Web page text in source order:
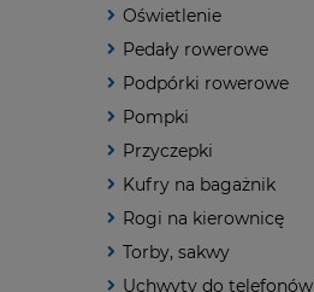
Oświetlenie
Pedały rowerowe
Podpórki rowerowe
Pompki
Przyczepki
Kufry na bagażnik
Rogi na kierownicę
Torby, sakwy
Uchwyty do telefonów